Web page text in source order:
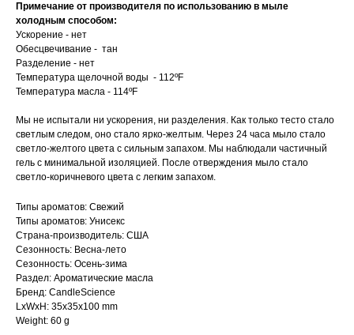
Примечание от производителя по использованию в мыле
холодным способом:
Ускорение - нет
Обесцвечивание - тан
Разделение - нет
Температура щелочной воды - 112ºF
Температура масла - 114ºF
Мы не испытали ни ускорения, ни разделения. Как только тесто стало
светлым следом, оно стало ярко-желтым. Через 24 часа мыло стало
светло-желтого цвета с сильным запахом. Мы наблюдали частичный
гель с минимальной изоляцией. После отверждения мыло стало
светло-коричневого цвета с легким запахом.
Типы ароматов: Свежий
Типы ароматов: Унисекс
Страна-производитель: США
Сезонность: Весна-лето
Сезонность: Осень-зима
Раздел: Ароматические масла
Бренд: CandleScience
LxWxH: 35x35x100 mm
Weight: 60 g